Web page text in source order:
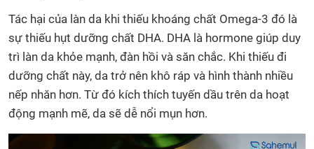
Tác hại của làn da khi thiếu khoáng chất Omega-3 đó là
sự thiếu hụt dưỡng chất DHA. DHA là hormone giúp duy
trì làn da khỏe mạnh, đàn hồi và săn chắc. Khi thiếu đi
dưỡng chất này, da trở nên khô ráp và hình thành nhiều
nếp nhăn hơn. Từ đó kích thích tuyến dầu trên da hoạt
động mạnh mẽ, da sẽ dễ nổi mụn hơn.